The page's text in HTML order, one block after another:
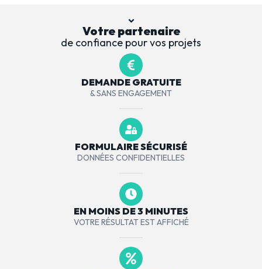
Votre partenaire
de confiance pour vos projets
DEMANDE GRATUITE
& SANS ENGAGEMENT
FORMULAIRE SÉCURISÉ
DONNÉES CONFIDENTIELLES
EN MOINS DE 3 MINUTES
VOTRE RÉSULTAT EST AFFICHÉ